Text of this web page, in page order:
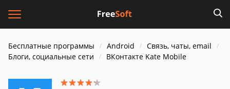
Бесплатные программы Android
Связь, чаты, email
Блоги, социальные сети
ВКонтакте Kate Mobile